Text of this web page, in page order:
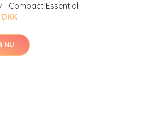
Compact Essential
NU